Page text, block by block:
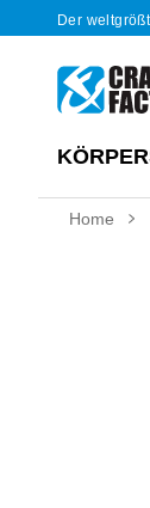
Der
Home